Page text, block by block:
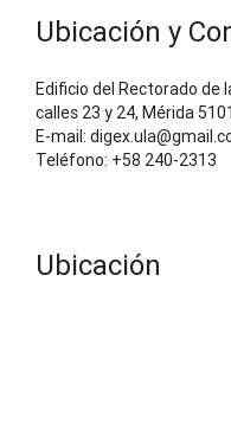
Ubicación y
Edificio del Rectorado de
calles 23 y 24, Mérida
E-mail:
Teléfono: +58 240-2313
Ubicación